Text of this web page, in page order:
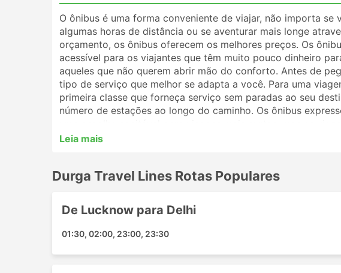
O ônibus é uma forma conveniente de viajar, não importa se
algumas horas de distância ou se aventurar mais longe
orçamento, os ônibus oferecem os melhores preços. Os
acessível para os viajantes que têm muito pouco dinheiro
aqueles que não querem abrir mão do conforto. Antes de
tipo de serviço que melhor se adapta a você. Para uma
primeira classe que forneça serviço sem paradas ao seu
número de estações ao longo do caminho. Os ônibus
melhor opção. Analise o cronograma antes de viajar, pois
irão ajudá-lo a escolher a melhor passagem e classe de ônibus.
Estações Populares da Durga Travel Lines
As principais estações contempladas pelos ônibus da Durga
Leia mais
Durga Travel Lines Rotas Populares
De Lucknow para Delhi
01:30, 02:00, 23:00, 23:30